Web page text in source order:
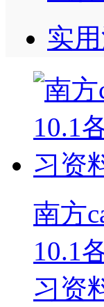
实
南方
10.1
习资